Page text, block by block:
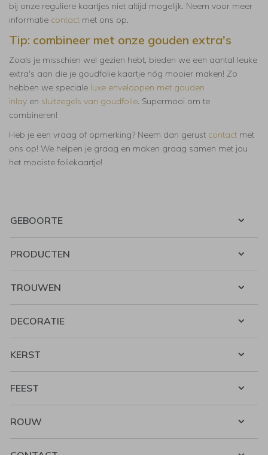
bij onze reguliere kaartjes niet altijd mogelijk. Neem voor meer
informatie contact met ons op.
Tip: combineer met onze gouden extra's
Zoals je misschien wel gezien hebt, bieden we een aantal leuke
extra's aan die je goudfolie kaartje nóg mooier maken! Zo
hebben we speciale luxe enveloppen met gouden
inlay en sluitzegels van goudfolie. Supermooi om te
combineren!
Heb je een vraag of opmerking? Neem dan gerust contact met
ons op! We helpen je graag en maken graag samen met jou
het mooiste foliekaartje!
GEBOORTE
PRODUCTEN
TROUWEN
DECORATIE
KERST
FEEST
ROUW